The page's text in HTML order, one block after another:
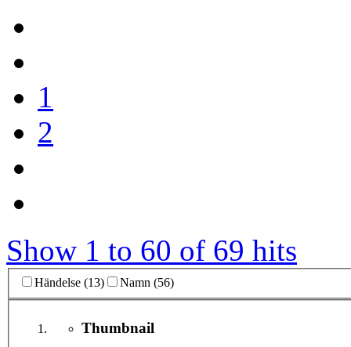
1
2
Show 1 to 60 of 69 hits
Händelse (13) Namn (56)
Thumbnail